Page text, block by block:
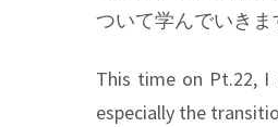
ついて学んでいきま
This time on Pt.22,
especially the